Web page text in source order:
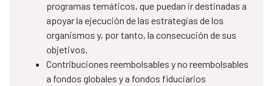
programas temáticos, que puedan ir destinadas a
apoyar la ejecución de las estrategias de los
organismos y, por tanto, la consecución de sus
objetivos.
Contribuciones reembolsables y no reembolsables
a fondos globales y a fondos fiduciarios